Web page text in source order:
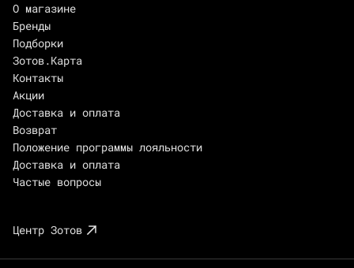
О магазине
Бренды
Подборки
Зотов.Карта
Контакты
Акции
Доставка и оплата
Возврат
Положение программы лояльности
Доставка и оплата
Частые вопросы
Центр Зотов